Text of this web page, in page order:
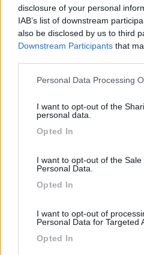
disclosure of your personal
IAB’s list of downstream
also be disclosed by us to third
Downstream Participants that
Please note that this website/
not limited to your visit or usage
grant or deny consent to
use your data for below
Personal Data Processing
I want to opt-out of the
personal data.
Opted In
I want to opt-out of the Sale
Personal Data.
Opted In
I want to opt-out of
Personal Data for Targeted
Opted In
Posizione Pulizia Servizi
4822448224
Vicina al centro, pulito,
dell'apertura ed eravamo
Accoglienza